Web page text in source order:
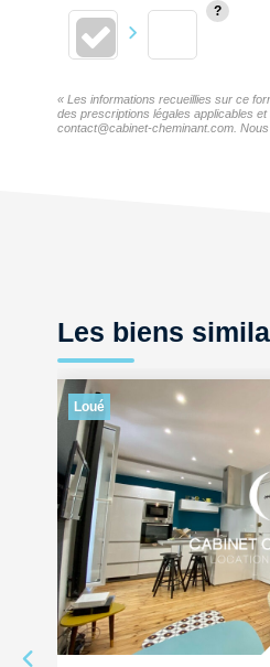
« Les informations recueillies sur ce
des prescriptions légales applicables
contact@cabinet-cheminant.com.
Les biens
Loué